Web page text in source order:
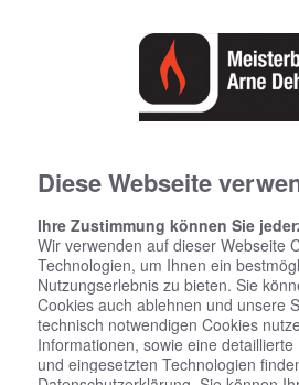
Komfort-Bad 8,2 ㎡
Diese Webseite
Ihre Zustimmung können Sie
Wir verwenden auf dieser Webseite
Technologien, um Ihnen ein
Nutzungserlebnis zu bieten. Sie
Cookies auch ablehnen und unsere
technisch notwendigen Cookies
Informationen, sowie eine
und eingesetzten Technologien